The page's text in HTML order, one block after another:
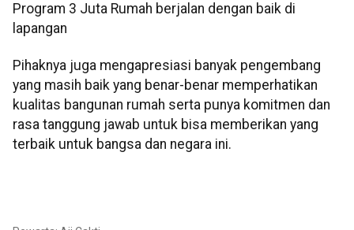
Program 3 Juta Rumah berjalan dengan baik di
lapangan
Pihaknya juga mengapresiasi banyak pengembang
yang masih baik yang benar-benar memperhatikan
kualitas bangunan rumah serta punya komitmen dan
rasa tanggung jawab untuk bisa memberikan yang
terbaik untuk bangsa dan negara ini.